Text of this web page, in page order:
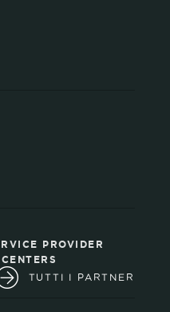
PROVIDER
TUTTI I PARTNER